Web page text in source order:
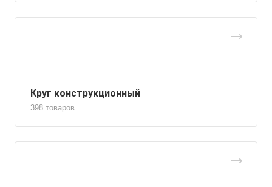
Круг конструкционный
398 товаров